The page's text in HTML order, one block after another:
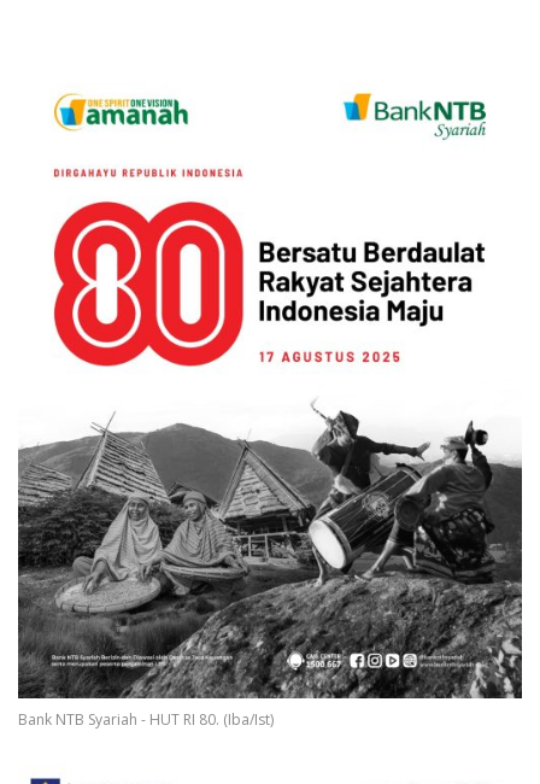
Bank NTB Syariah - HUT RI 80. (Iba/Ist)